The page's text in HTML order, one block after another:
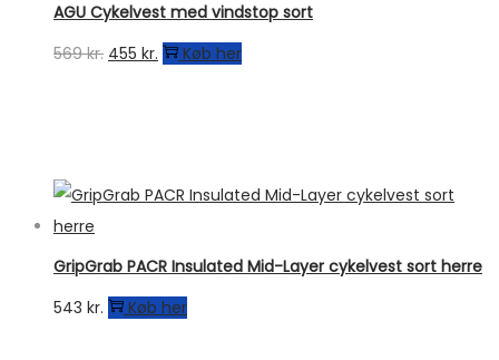
AGU Cykelvest med vindstop sort
569kr. Den
455 kr. DenKøb her
GripGrab PACR Insulated Mid-Layer cykelvest sort herre
543 kr. Køb her